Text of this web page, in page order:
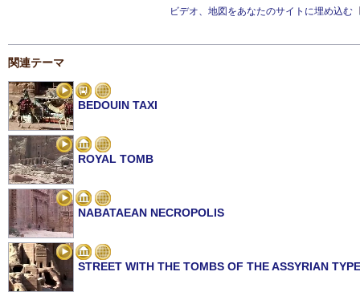
ビデオ、地図をあなたのサイトに埋め込む
関連テーマ
BEDOUIN TAXI
ROYAL TOMB
NABATAEAN NECROPOLIS
STREET WITH THE TOMBS OF THE ASSYRIAN TYPE